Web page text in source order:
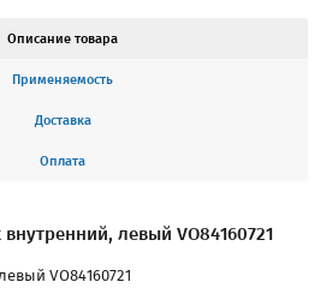
Описание товара
Применяемость
Доставка
Оплата
левый VO84160721
VO84160721